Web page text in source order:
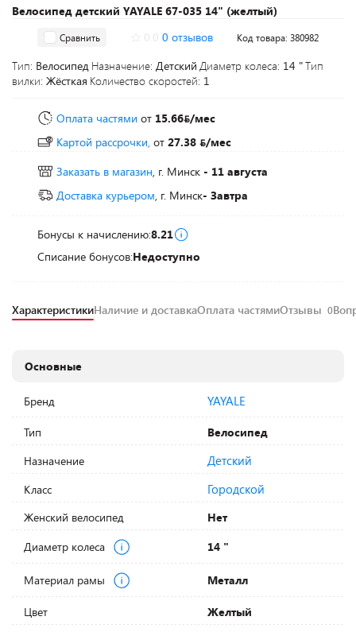
Велосипед детский YAYALE 67-035 14" (желтый)
Сравнить 0 отзывов Код товара: 380982
Тип: Велосипед Назначение: Детский Диаметр колеса: 14 "Тип
вилки: Жёсткая Количество скоростей: 1
Оплата частями от 15.66 /мес
Картой рассрочки, от 27.38
/мес
Заказать в магазин, г. Минск - 11 августа
Доставка курьером, г. Минск- Завтра
Бонусы к начислению:8.21
Списание бонусов:Недоступно
ХарактеристикиНаличие и доставкаОплата частямиОтзывы 0
Основные
Бренд YAYALE
Тип
Велосипед
Назначение
Детский
Класс Городской
Женский велосипед
Нет
Диаметр колеса
14 "
Материал рамы Металл
Цвет Желтый